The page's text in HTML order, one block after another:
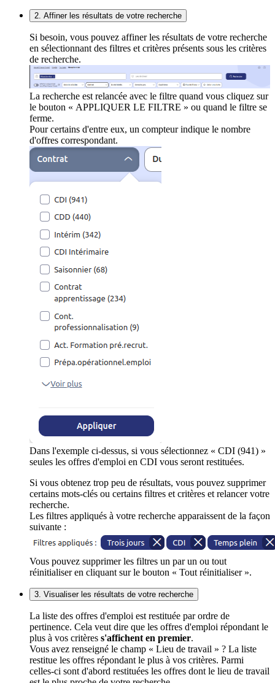
2. Affiner les résultats de votre recherche
Si besoin, vous pouvez affiner les résultats de votre recherche
en sélectionnant des filtres et critères présents sous les critères
de recherche.
La recherche est relancée avec le filtre quand vous cliquez sur
le bouton « APPLIQUER LE FILTRE » ou quand le filtre se
ferme.
Pour certains d'entre eux, un compteur indique le nombre
d'offres correspondant.
Dans l'exemple ci-dessus, si vous sélectionnez « CDI (941) »
seules les offres d'emploi en CDI vous seront restituées.
Si vous obtenez trop peu de résultats, vous pouvez supprimer
certains mots-clés ou certains filtres et critères et relancer votre
recherche.
Les filtres appliqués à votre recherche apparaissent de la façon
suivante :
Vous pouvez supprimer les filtres un par un ou tout
réinitialiser en cliquant sur le bouton « Tout réinitialiser ».
3. Visualiser les résultats de votre recherche
La liste des offres d'emploi est restituée par ordre de
pertinence. Cela veut dire que les offres d'emploi répondant le
plus à vos critères s'affichent en premier.
Vous avez renseigné le champ « Lieu de travail » ? La liste
restitue les offres répondant le plus à vos critères. Parmi
celles-ci sont d'abord restituées les offres dont le lieu de travail